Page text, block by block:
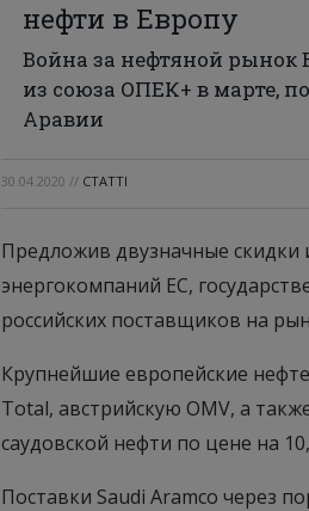
нефти в Европу
Война за нефтяной
из союза ОПЕК+ в марте,
Аравии
30.04.2020 // СТАТТІ
Предложив двузначные
энергокомпаний ЕС,
российских поставщиков на
Крупнейшие европейские
Total, австрийскую OMV, а
саудовской нефти по цене на
Поставки Saudi Aramcо через